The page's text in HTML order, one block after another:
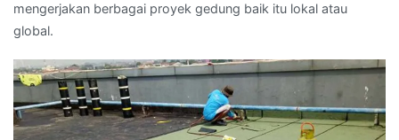
mengerjakan berbagai proyek gedung baik itu lokal atau
global.